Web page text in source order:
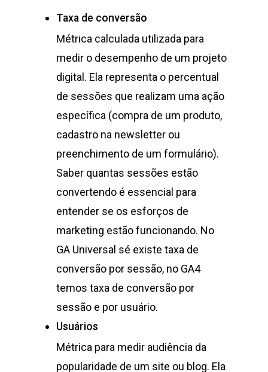
Taxa de conversão
Métrica calculada utilizada para
medir o desempenho de um projeto
digital. Ela representa o percentual
de sessões que realizam uma ação
específica (compra de um produto,
cadastro na newsletter ou
preenchimento de um formulário).
Saber quantas sessões estão
convertendo é essencial para
entender se os esforços de
marketing estão funcionando. No
GA Universal sé existe taxa de
conversão por sessão, no GA4
temos taxa de conversão por
sessão e por usuário.
Usuários
Métrica para medir audiência da
popularidade de um site ou blog. Ela